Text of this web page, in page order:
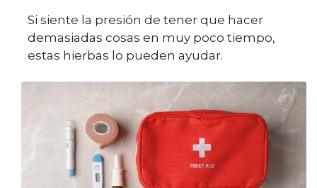
Si siente la presión de tener que hacer
demasiadas cosas en muy poco tiempo,
estas hierbas lo pueden ayudar.